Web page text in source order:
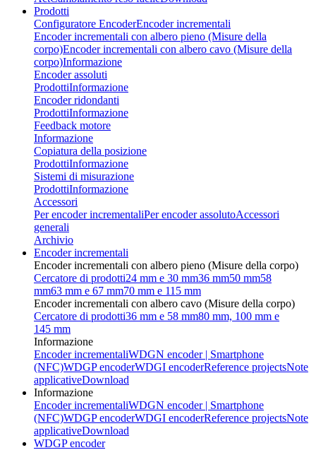
Prodotti
Configuratore EncoderEncoder incrementali
Encoder incrementali con albero pieno (Misure della
corpo)Encoder incrementali con albero cavo (Misure della
corpo)Informazione
Encoder assoluti
ProdottiInformazione
Encoder ridondanti
ProdottiInformazione
Feedback motore
Informazione
Copiatura della posizione
ProdottiInformazione
Sistemi di misurazione
ProdottiInformazione
Accessori
Per encoder incrementaliPer encoder assolutoAccessori
generali
Archivio
Encoder incrementali
Encoder incrementali con albero pieno (Misure della corpo)
Cercatore di prodotti24 mm e 30 mm36 mm50 mm58
mm63 mm e 67 mm70 mm e 115 mm
Encoder incrementali con albero cavo (Misure della corpo)
Cercatore di prodotti36 mm e 58 mm80 mm, 100 mm e
145 mm
Informazione
Encoder incrementaliWDGN encoder | Smartphone
(NFC)WDGP encoderWDGI encoderReference projectsNote
applicativeDownload
Informazione
Encoder incrementaliWDGN encoder | Smartphone
(NFC)WDGP encoderWDGI encoderReference projectsNote
applicativeDownload
WDGP encoder